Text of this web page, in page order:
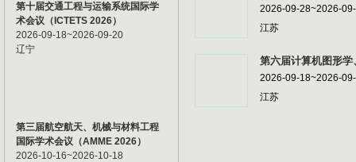
第十届交通工程与运输系统国际学
术会议（ICTETS 2026）
2026-09-18~2026-09-20
辽宁
第三届航空航天、机械与材料工程
国际学术会议（AMME 2026）
2026-10-16~2026-10-18
2026-09-28~2026-
江苏
第六届计算机图形
2026-09-18~2026-
江苏